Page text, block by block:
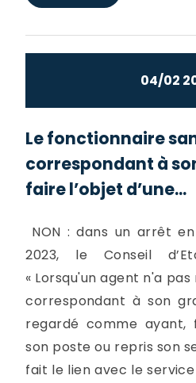
04/02
Le fonctionnaire
correspondant à
faire l’objet d’une...
NON : dans un arrêt
2023, le Conseil
« Lorsqu'un agent n'a
correspondant à son
regardé comme ayant,
son poste ou repris son
fait le lien avec le